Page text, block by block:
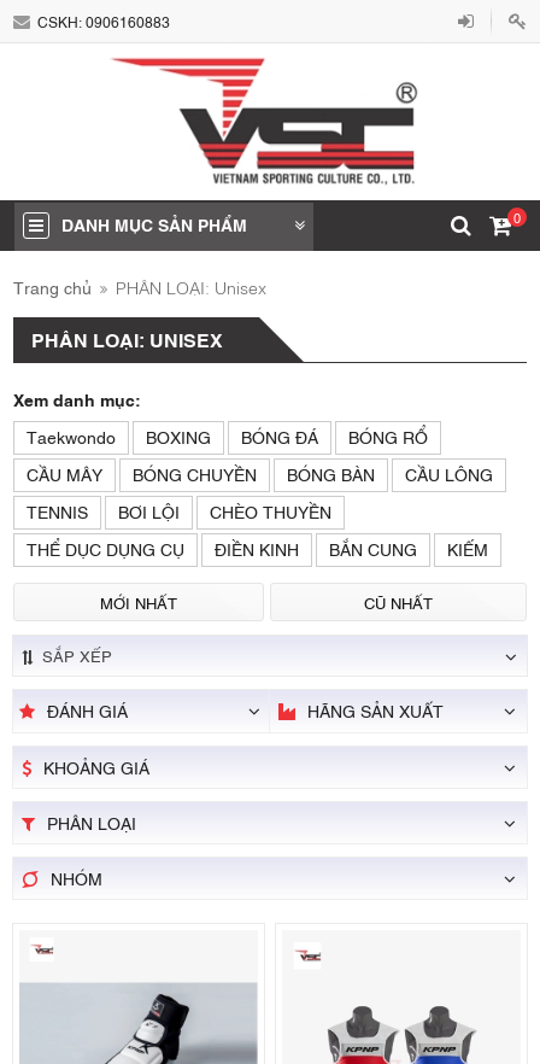
CSKH:0906160883
DANH MỤC SẢN PHẨM 0
Trang chủ PHÂN LOẠI: Unisex
PHÂN LOẠI: UNISEX
Xem danh mục:
Taekwondo
BOXING BÓNG ĐÁ
BÓNG RỔ
CẦU MÂY
BÓNG CHUYỀN BÓNG BÀN
CẦU LÔNG
TENNIS
BƠI LỘI
CHÈO THUYỀN
THỂ DỤC DỤNG CỤ
ĐIỀN KINH BẮN CUNG KIẾM
MỚI NHẤT CŨ NHẤT
SẮP XẾP
ĐÁNH GIÁ HÃNG SẢN XUẤT
KHOẢNG GIÁ
PHÂN LOẠI
NHÓM